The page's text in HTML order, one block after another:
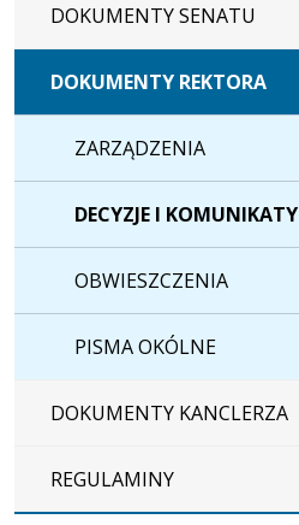
DOKUMENTY SENATU
DOKUMENTY REKTORA
ZARZĄDZENIA
DECYZJE I KOMUNIKATY
OBWIESZCZENIA
PISMA OKÓLNE
DOKUMENTY KANCLERZA
REGULAMINY